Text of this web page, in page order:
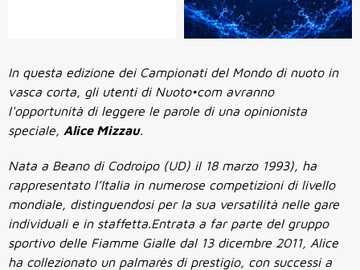
In questa edizione dei Campionati del Mondo di nuoto in
vasca corta, gli utenti di Nuoto•com avranno
l'opportunità di leggere le parole di una opinionista
speciale, Alice Mizzau.
Nata a Beano di Codroipo (UD) il 18 marzo 1993), ha
rappresentato l’Italia in numerose competizioni di livello
mondiale, distinguendosi per la sua versatilità nelle gare
individuali e in staffetta.Entrata a far parte del gruppo
sportivo delle Fiamme Gialle dal 13 dicembre 2011, Alice
ha collezionato un palmarès di prestigio, con successi a